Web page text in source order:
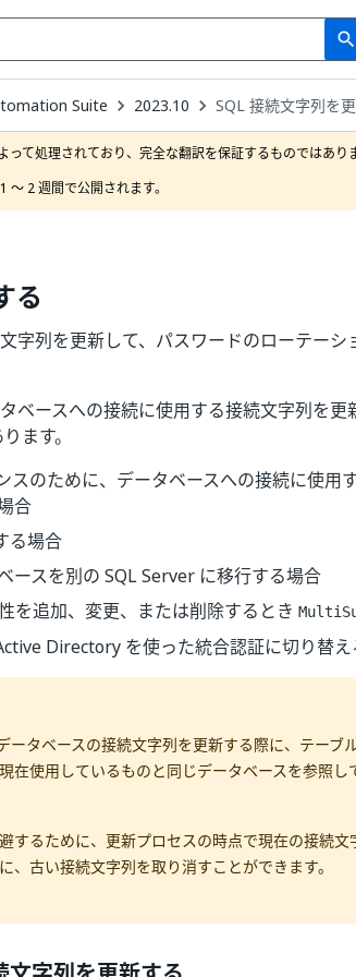
search
Suite 2023.10 SQL 接続文字列を
て処理されており、完全な翻訳を保証するものではあり
2 週間で公開されます。
る
字列を更新して、パスワードのローテーシ
ベースへの接続に使用する接続文字列を更
ます。
スのために、データベースへの接続に使用
合
る場合
ースを別の SQL Server に移行する場合
を追加、変更、または削除するとき
Directory を使った統合認証に切り替
タベースの接続文字列を更新する際に、テーブ
在使用しているものと同じデータベースを参照し
するために、更新プロセスの時点で現在の接続文
、古い接続文字列を取り消すことができます。